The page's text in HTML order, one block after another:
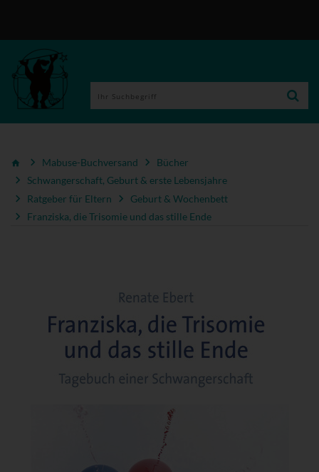
Mabuse-Buchversand
Bücher
Schwangerschaft, Geburt & erste Lebensjahre
Ratgeber für Eltern
Geburt & Wochenbett
Franziska, die Trisomie und das stille Ende